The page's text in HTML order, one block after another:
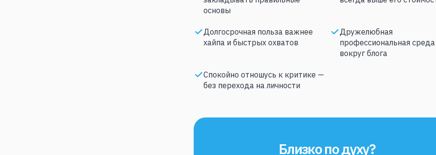
основы
Долгосрочная польза важнее
хайпа и быстрых охватов
Дружелюбная
профессиональная среда
вокруг блога
Спокойно отношусь к критике —
без перехода на личности
Близко по духу?